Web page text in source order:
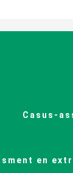
Casus-
en